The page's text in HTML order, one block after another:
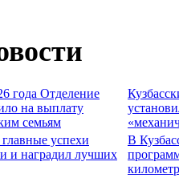
года Отделение
на выплату
семьям
успехи
и наградил лучших
В